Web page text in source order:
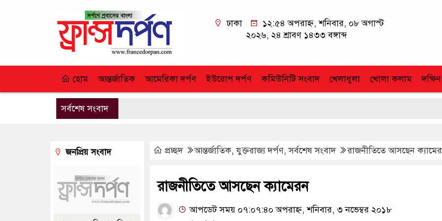
ঢাকা
১২:৫৪ অপরাহ্ন, শনিবার, ০৮ অগাস্ট
২০২৬, ২৪ শ্রাবণ ১৪৩৩ বঙ্গাব্দ
হোম আন্তর্জাতিক আমেরিকা দর্পণ ইউরোপ দর্পণ কমিউনিটি সংবাদ খেলাধুলা খোলা কলাম
সর্বশেষ সংবাদ
প্রচ্ছদ আন্তর্জাতিক,যুক্তরাজ্য দর্পণ,সর্বশেষ সংবাদ রাজনীতিতে আসছেন
রাজনীতিতে আসছেন ক্যামেরন
আপডেট সময় ০৭:০৭:৪০ অপরাহ্ন, শনিবার, ৩ নভেম্বর ২০১৮
জনপ্রিয় সংবাদ